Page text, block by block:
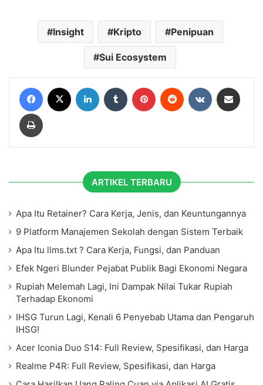
Insight Kripto Penipuan
Sui Ecosystem
ARTIKEL TERBARU
Apa Itu Retainer? Cara Kerja, Jenis, dan Keuntungannya
9 Platform Manajemen Sekolah dengan Sistem Terbaik
Apa Itu llms.txt ? Cara Kerja, Fungsi, dan Panduan
Efek Ngeri Blunder Pejabat Publik Bagi Ekonomi Negara
Rupiah Melemah Lagi, Ini Dampak Nilai Tukar Rupiah
Terhadap Ekonomi
IHSG Turun Lagi, Kenali 6 Penyebab Utama dan Pengaruh
IHSG!
Acer Iconia Duo S14: Full Review, Spesifikasi, dan Harga
Realme P4R: Full Review, Spesifikasi, dan Harga